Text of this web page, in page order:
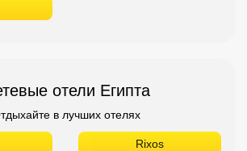
отели Египта
в лучших отелях
Rixos